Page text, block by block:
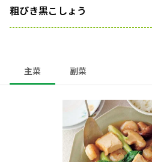
粗びき黒こしょう
主菜 副菜